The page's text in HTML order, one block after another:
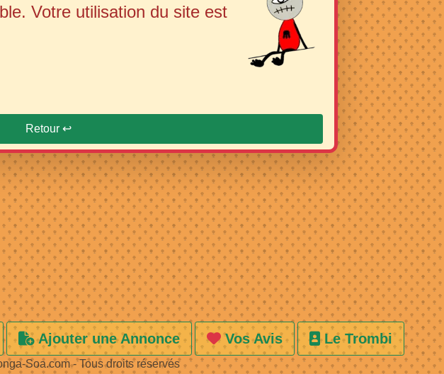
Votre utilisation du site est
Retour ↩️
Ajouter une Annonce Vos Avis Le Trombi
Soa.com - Tous droits réservés